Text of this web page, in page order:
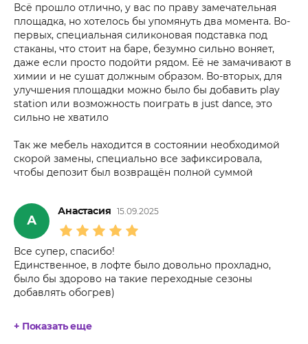
Всё прошло отлично, у вас по праву замечательная
площадка, но хотелось бы упомянуть два момента. Во-
первых, специальная силиконовая подставка под
стаканы, что стоит на баре, безумно сильно воняет,
даже если просто подойти рядом. Её не замачивают в
химии и не сушат должным образом. Во-вторых, для
улучшения площадки можно было бы добавить play
station или возможность поиграть в just dance, это
сильно не хватило
Так же мебель находится в состоянии необходимой
скорой замены, специально все зафиксировала,
чтобы депозит был возвращён полной суммой
А
Анастасия 15.09.2025
Все супер, спасибо!
Единственное, в лофте было довольно прохладно,
было бы здорово на такие переходные сезоны
добавлять обогрев)
+ Показать еще